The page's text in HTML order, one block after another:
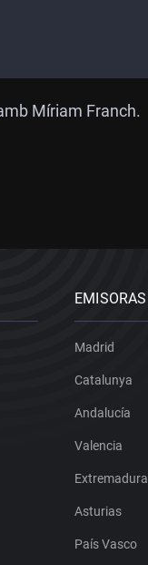
Míriam Franch.
EMISORAS
Madrid
Catalunya
Andalucía
Valencia
Extremadura
Asturias
País Vasco